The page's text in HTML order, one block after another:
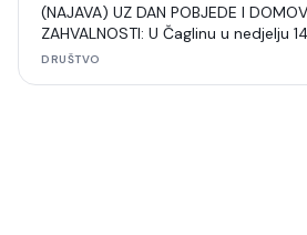
(NAJAVA) UZ DAN POBJEDE I
ZAHVALNOSTI: U Čaglinu u nedjelju
šahovski turnir
DRUŠTVO